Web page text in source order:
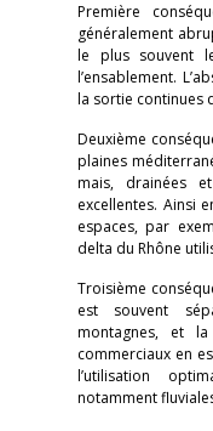
Première
généralement
le plus souvent
l’ensablement.
la sortie continues
Deuxième
plaines
mais, drainées
excellentes. Ainsi
espaces, par
delta du Rhône
Troisième
est souvent
montagnes, et
commerciaux en
l’utilisation
notamment